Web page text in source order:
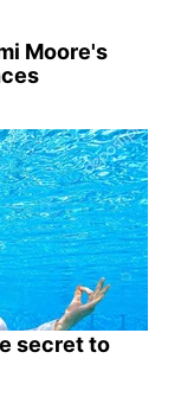
Moore's
secret to